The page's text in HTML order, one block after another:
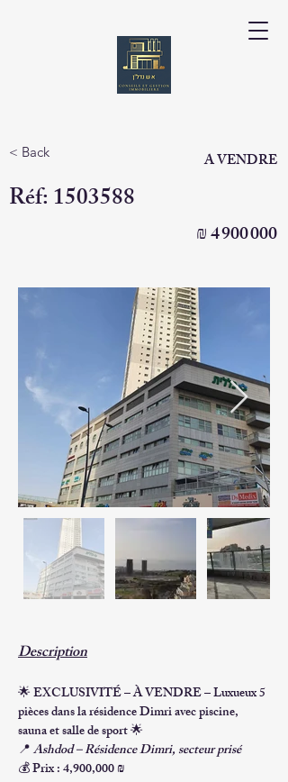
< Back A VENDRE
Réf:1503588
₪4 900 000
Description
🌟 EXCLUSIVITÉ – À VENDRE – Luxueux 5
pièces dans la résidence Dimri avec piscine,
sauna et salle de sport 🌟
📍 Ashdod – Résidence Dimri, secteur prisé
💰 Prix : 4,900,000 ₪